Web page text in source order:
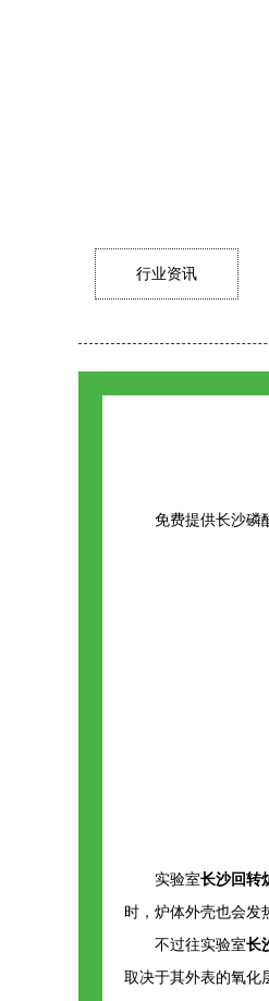
行业资讯
免费提供长沙磷
实验室长沙回转
时，炉体外壳也会发
不过往实验室长
取决于其外表的氧化